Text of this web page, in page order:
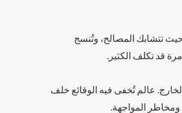
تتشابك المصالح، وتُنسج
قد تكلف الكثير.
عالم تُخفى فيه الوقائع خلف
المواجهة.